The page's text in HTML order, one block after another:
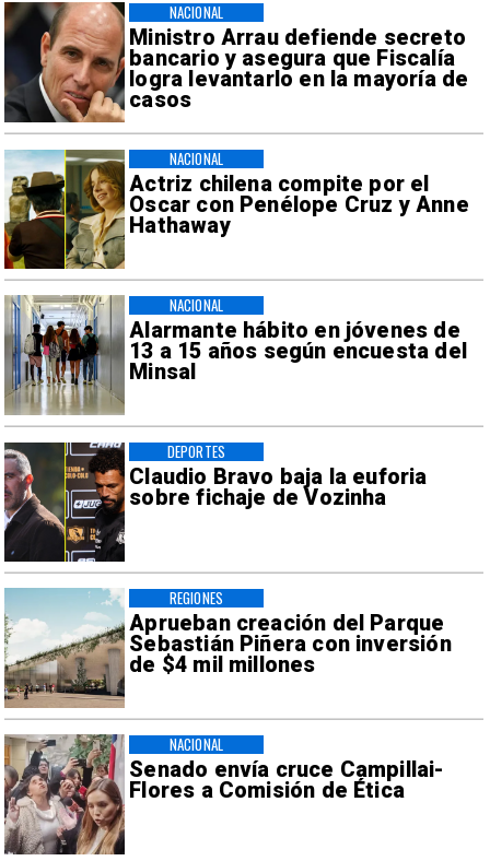
Ministro Arrau defiende secreto
bancario y asegura que Fiscalía
logra levantarlo en la mayoría de
casos
NACIONAL
Actriz chilena compite por el
Oscar con Penélope Cruz y Anne
Hathaway
NACIONAL
Alarmante hábito en jóvenes de
13 a 15 años según encuesta del
Minsal
NACIONAL
Claudio Bravo baja la euforia
sobre fichaje de Vozinha
DEPORTES
Aprueban creación del Parque
Sebastián Piñera con inversión
de $4 mil millones
REGIONES
Senado envía cruce Campillai-
Flores a Comisión de Ética
NACIONAL